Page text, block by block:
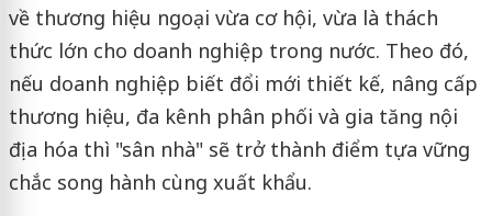
về thương hiệu ngoại vừa cơ hội, vừa là thách
thức lớn cho doanh nghiệp trong nước. Theo đó,
nếu doanh nghiệp biết đổi mới thiết kế, nâng cấp
thương hiệu, đa kênh phân phối và gia tăng nội
địa hóa thì "sân nhà" sẽ trở thành điểm tựa vững
chắc song hành cùng xuất khẩu.